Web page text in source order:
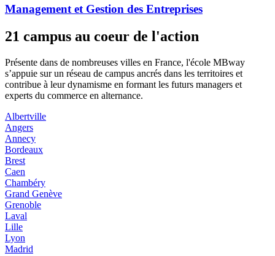
Management et Gestion des Entreprises
21 campus au coeur de l'action
Présente dans de nombreuses villes en France, l'école MBway
s’appuie sur un réseau de campus ancrés dans les territoires et
contribue à leur dynamisme en formant les futurs managers et
experts du commerce en alternance.
Albertville
Angers
Annecy
Bordeaux
Brest
Caen
Chambéry
Grand Genève
Grenoble
Laval
Lille
Lyon
Madrid